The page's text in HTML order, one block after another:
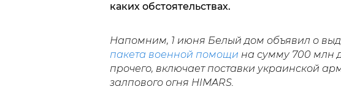
каких обстоятельствах.
Напомним, 1 июня Белый дом объявил о
пакета военной помощи на сумму 700 млн
прочего, включает поставки украинской
залпового огня HIMARS.